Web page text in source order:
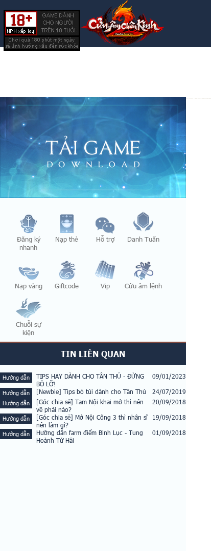
Đăng ký
nhanh
Nạp thẻ Hỗ trợ Danh Tuấn
Nạp vàng Giftcode Vip Cửu âm lệnh
Chuỗi sự
kiện
TIN LIÊN QUAN
Hướng dẫn
TIPS HAY DÀNH CHO TÂN THỦ - ĐỪNG
BỎ LỠ!
09/01/2023
Hướng dẫn [Newbie] Tips bỏ túi dành cho Tân Thủ 24/07/2019
Hướng dẫn
[Góc chia sẻ] Tam Nội khai mở thì nên
về phái nào?
20/09/2018
Hướng dẫn
[Góc chia sẻ] Mở Nội Công 3 thì nhân sĩ
nên làm gì?
19/09/2018
Hướng dẫn
Hướng dẫn farm điểm Binh Lục - Tung
Hoành Tứ Hải
01/09/2018